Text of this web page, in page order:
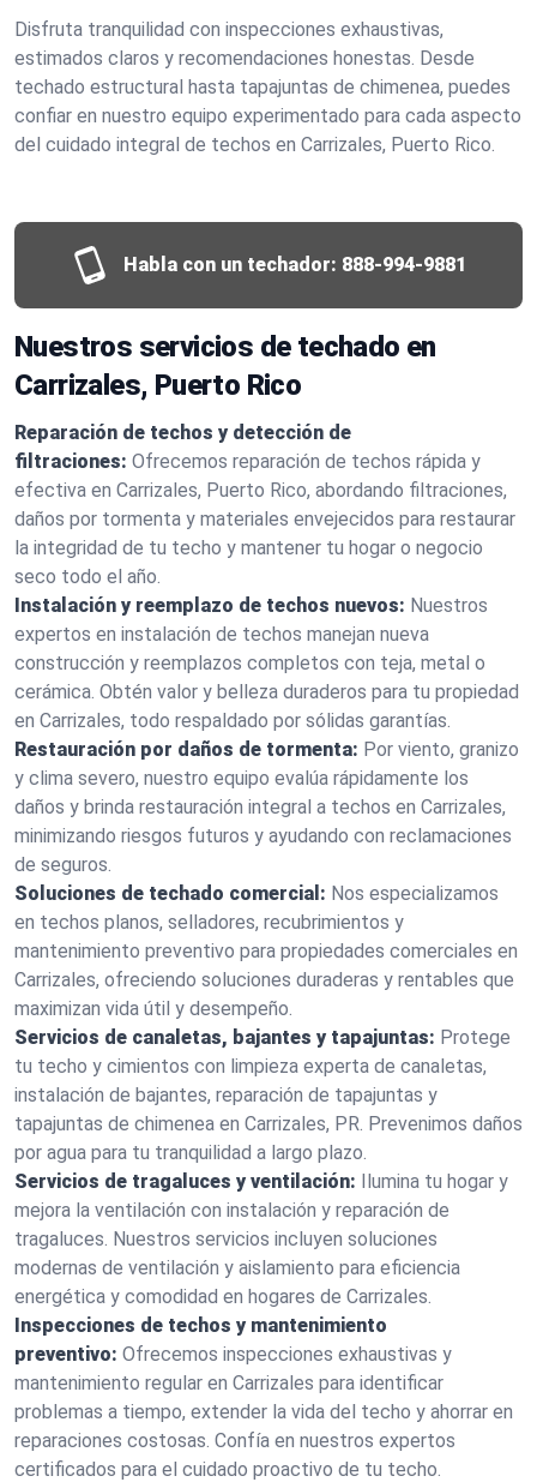
Disfruta tranquilidad con inspecciones exhaustivas,
estimados claros y recomendaciones honestas. Desde
techado estructural hasta tapajuntas de chimenea, puedes
confiar en nuestro equipo experimentado para cada aspecto
del cuidado integral de techos en Carrizales, Puerto Rico.
Habla con un techador: 888-994-9881
Nuestros servicios de techado en
Carrizales, Puerto Rico
Reparación de techos y detección de
filtraciones: Ofrecemos reparación de techos rápida y
efectiva en Carrizales, Puerto Rico, abordando filtraciones,
daños por tormenta y materiales envejecidos para restaurar
la integridad de tu techo y mantener tu hogar o negocio
seco todo el año.
Instalación y reemplazo de techos nuevos: Nuestros
expertos en instalación de techos manejan nueva
construcción y reemplazos completos con teja, metal o
cerámica. Obtén valor y belleza duraderos para tu propiedad
en Carrizales, todo respaldado por sólidas garantías.
Restauración por daños de tormenta: Por viento, granizo
y clima severo, nuestro equipo evalúa rápidamente los
daños y brinda restauración integral a techos en Carrizales,
minimizando riesgos futuros y ayudando con reclamaciones
de seguros.
Soluciones de techado comercial: Nos especializamos
en techos planos, selladores, recubrimientos y
mantenimiento preventivo para propiedades comerciales en
Carrizales, ofreciendo soluciones duraderas y rentables que
maximizan vida útil y desempeño.
Servicios de canaletas, bajantes y tapajuntas: Protege
tu techo y cimientos con limpieza experta de canaletas,
instalación de bajantes, reparación de tapajuntas y
tapajuntas de chimenea en Carrizales, PR. Prevenimos daños
por agua para tu tranquilidad a largo plazo.
Servicios de tragaluces y ventilación: Ilumina tu hogar y
mejora la ventilación con instalación y reparación de
tragaluces. Nuestros servicios incluyen soluciones
modernas de ventilación y aislamiento para eficiencia
energética y comodidad en hogares de Carrizales.
Inspecciones de techos y mantenimiento
preventivo: Ofrecemos inspecciones exhaustivas y
mantenimiento regular en Carrizales para identificar
problemas a tiempo, extender la vida del techo y ahorrar en
reparaciones costosas. Confía en nuestros expertos
certificados para el cuidado proactivo de tu techo.